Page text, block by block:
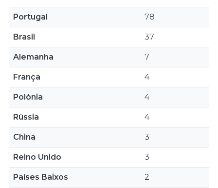
Portugal 78
Brasil 37
Alemanha 7
França 4
Polónia 4
Rússia 4
China 3
Reino Unido 3
Países Baixos 2